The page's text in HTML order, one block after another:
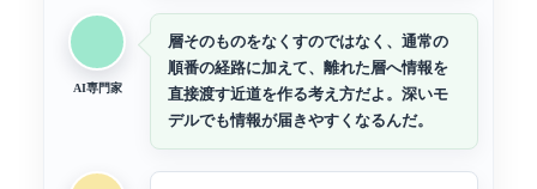
AI専門家
層そのものをなくすのではなく、通常の
順番の経路に加えて、離れた層へ情報を
直接渡す近道を作る考え方だよ。深いモ
デルでも情報が届きやすくなるんだ。